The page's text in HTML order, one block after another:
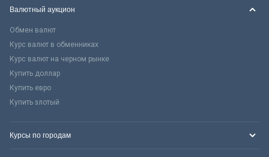
Валютный аукцион
Обмен валют
Курс валют в обменниках
Курс валют на черном рынке
Купить доллар
Купить евро
Купить злотый
Курсы по городам